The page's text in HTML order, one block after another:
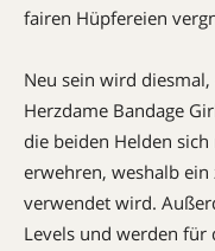
fairen Hüpfereien
Neu sein wird
Herzdame Bandage
die beiden Helden
erwehren, weshalb
verwendet wird.
Levels und werden für